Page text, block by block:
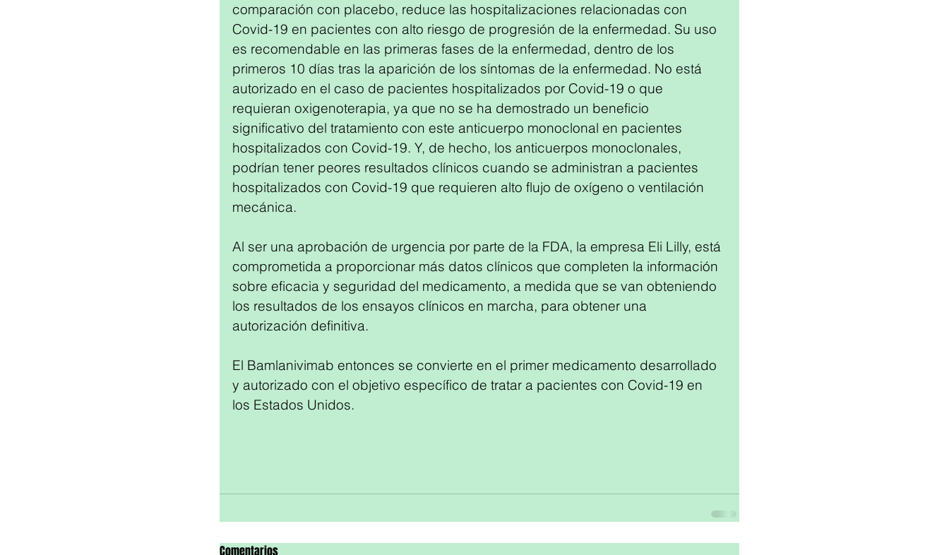
comparación con placebo, reduce las hospitalizaciones relacionadas con
Covid-19 en pacientes con alto riesgo de progresión de la enfermedad. Su uso
es recomendable en las primeras fases de la enfermedad, dentro de los
primeros 10 días tras la aparición de los síntomas de la enfermedad. No está
autorizado en el caso de pacientes hospitalizados por Covid-19 o que
requieran oxigenoterapia, ya que no se ha demostrado un beneficio
significativo del tratamiento con este anticuerpo monoclonal en pacientes
hospitalizados con Covid-19. Y, de hecho, los anticuerpos monoclonales,
podrían tener peores resultados clínicos cuando se administran a pacientes
hospitalizados con Covid-19 que requieren alto flujo de oxígeno o ventilación
mecánica.
Al ser una aprobación de urgencia por parte de la FDA, la empresa Eli Lilly, está
comprometida a proporcionar más datos clínicos que completen la información
sobre eficacia y seguridad del medicamento, a medida que se van obteniendo
los resultados de los ensayos clínicos en marcha, para obtener una
autorización definitiva.
El Bamlanivimab entonces se convierte en el primer medicamento desarrollado
y autorizado con el objetivo específico de tratar a pacientes con Covid-19 en
los Estados Unidos.
Comentarios